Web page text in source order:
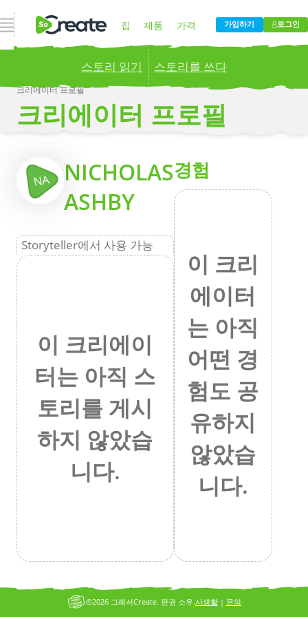
내비게이션 열기 집 제품 가격
블로그 회사
가입하기 로그인
스토리 읽기 스토리를 쓰다
Publish your stories to a global audience.
now!
크리에이터 프로필
크리에이터 프로필
NA
NICHOLAS
ASHBY
Storyteller에서 사용 가능
더
이 크리에이
터는 아직 스
토리를 게시
하지 않았습
니다.
경험
이 크리
에이터
는 아직
어떤 경
험도 공
유하지
않았습
니다.
사생활| 문의
©2026 그래서Create. 판권 소유.